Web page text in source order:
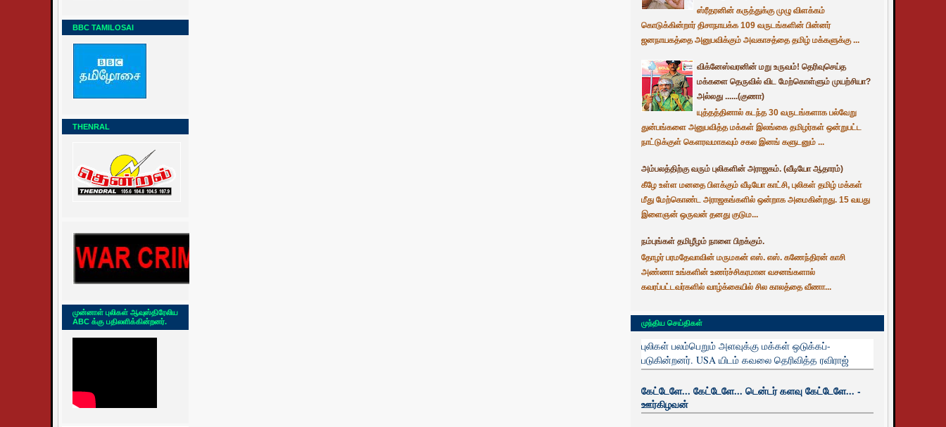
BBC TAMILOSAI
THENRAL
முன்னாள் புலிகள் ஆவுஸ்திரேலிய
ABC க்கு பதிலளிக்கின்றனர்.
ஸ்ரீதரனின் கருத்துக்கு முழு விளக்கம்
கொடுக்கின்றார் திசாநாயக்க 109 வருடங்களின் பின்னர்
ஜனநாயகத்தை அனுபவிக்கும் அவகாசத்தை தமிழ் மக்களுக்கு ...
விக்னேஸ்வரனின் மறு உருவம்! தெரிவுசெய்த
மக்களை தெருவில் விட மேற்கொள்ளும் முயற்சியா?
அல்லது ......(குணா)
யுத்தத்தினால் கடந்த 30 வருடங்களாக பல்வேறு
துன்பங்களை அனுபவித்த மக்கள் இலங்கை தமிழர்கள் ஒன்றுபட்ட
நாட்டுக்குள் கௌரவமாகவும் சகல இனங் களுடனும் ...
அம்பலத்திற்கு வரும் புலிகளின் அராஜகம். (வீடியோ ஆதாரம்)
கீழே உள்ள மனதை பிளக்கும் வீடியோ காட்சி, புலிகள் தமிழ் மக்கள்
மீது மேற்கொண்ட அராஜகங்களில் ஒன்றாக அமைகின்றது. 15 வயது
இளைஞன் ஒருவன் தனது குடும...
நம்புங்கள் தமிழீழம் நாளை பிறக்கும்.
தோழர் பரமதேவாவின் மருமகன் எஸ். எஸ். கணேந்திரன் காசி
அண்ணா உங்களின் உணர்ச்சிகரமான வசனங்களால்
கவரப்பட்டவர்களில் வாழ்க்கையில் சில காலத்தை வீணா...
முந்திய செய்திகள்
புலிகள் பலம்பெறும் அளவுக்கு மக்கள் ஒடுக்கப்-
படுகின்றனர். USA யிடம் கவலை தெரிவித்த ரவிராஜ்
கேட்டேளே... கேட்டேளே... டென்டர் களவு கேட்டேளே... -
ஊர்கிழவன்